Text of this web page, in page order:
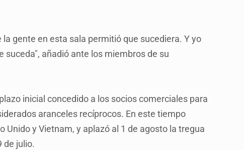
gente en esta sala permitió que sucediera. Y yo
añadió ante los miembros de su
inicial concedido a los socios comerciales para
aranceles recíprocos. En este tiempo
Unido y Vietnam, y aplazó al 1 de agosto la tregua
de julio.